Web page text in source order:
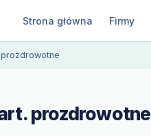
Strona główna Firmy
prozdrowotne